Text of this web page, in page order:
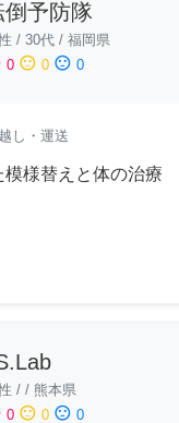
倒予防隊
/ 30代 / 福岡県
0 sentiment_neutral 0 sentiment_dissatisfied 0
し・運送
様替えと体の治療
/ / 熊本県
0 sentiment_neutral 0 sentiment_dissatisfied 0